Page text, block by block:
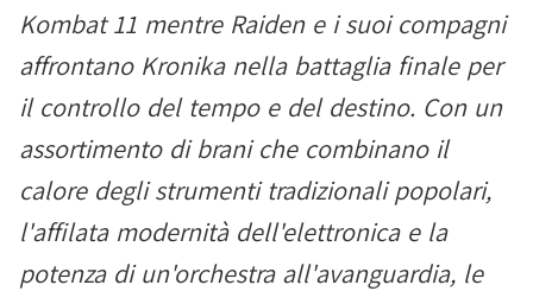
Kombat 11 mentre Raiden e i suoi compagni
affrontano Kronika nella battaglia finale per
il controllo del tempo e del destino. Con un
assortimento di brani che combinano il
calore degli strumenti tradizionali popolari,
l'affilata modernità dell'elettronica e la
potenza di un'orchestra all'avanguardia, le